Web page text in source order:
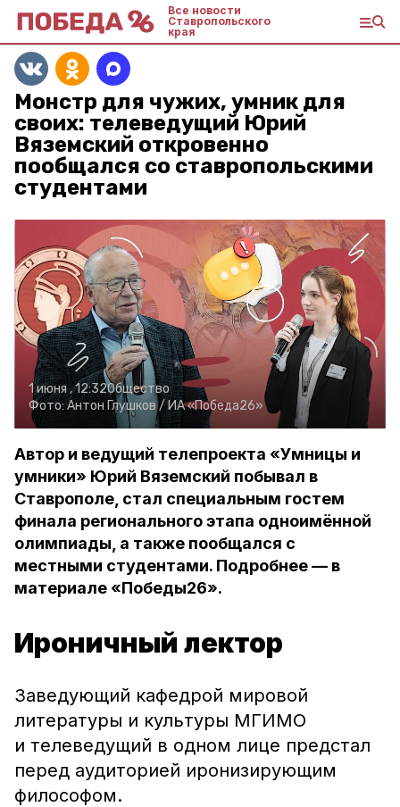
Все новости
Ставропольского
края
Монстр для чужих, умник для
своих: телеведущий Юрий
Вяземский откровенно
пообщался со ставропольскими
студентами
1 июня , 12:32Общество
Фото: Антон Глушков / ИА «Победа26»
Автор и ведущий телепроекта «Умницы и
умники» Юрий Вяземский побывал в
Ставрополе, стал специальным гостем
финала регионального этапа одноимённой
олимпиады, а также пообщался с
местными студентами. Подробнее — в
материале «Победы26».
Ироничный лектор
Заведующий кафедрой мировой
литературы и культуры МГИМО
и телеведущий в одном лице предстал
перед аудиторией иронизирующим
философом.